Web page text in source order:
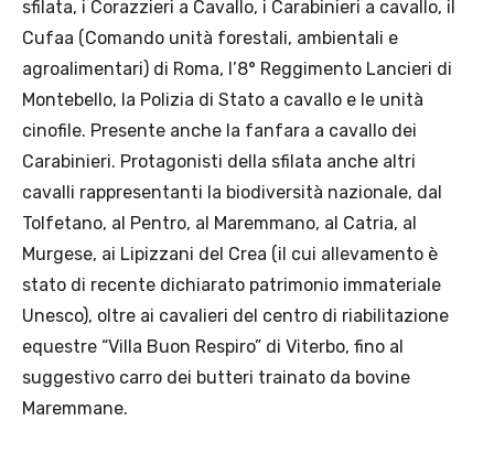
sfilata, i Corazzieri a Cavallo, i Carabinieri a cavallo, il
Cufaa (Comando unità forestali, ambientali e
agroalimentari) di Roma, l’8° Reggimento Lancieri di
Montebello, la Polizia di Stato a cavallo e le unità
cinofile. Presente anche la fanfara a cavallo dei
Carabinieri. Protagonisti della sfilata anche altri
cavalli rappresentanti la biodiversità nazionale, dal
Tolfetano, al Pentro, al Maremmano, al Catria, al
Murgese, ai Lipizzani del Crea (il cui allevamento è
stato di recente dichiarato patrimonio immateriale
Unesco), oltre ai cavalieri del centro di riabilitazione
equestre “Villa Buon Respiro” di Viterbo, fino al
suggestivo carro dei butteri trainato da bovine
Maremmane.